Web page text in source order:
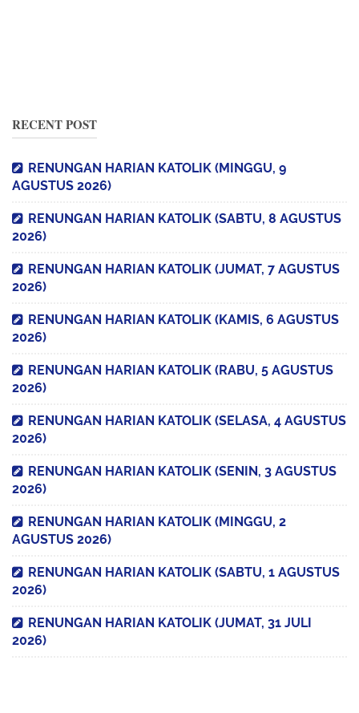
RECENT POST
RENUNGAN HARIAN KATOLIK (MINGGU, 9
AGUSTUS 2026)
RENUNGAN HARIAN KATOLIK (SABTU, 8 AGUSTUS
2026)
RENUNGAN HARIAN KATOLIK (JUMAT, 7 AGUSTUS
2026)
RENUNGAN HARIAN KATOLIK (KAMIS, 6 AGUSTUS
2026)
RENUNGAN HARIAN KATOLIK (RABU, 5 AGUSTUS
2026)
RENUNGAN HARIAN KATOLIK (SELASA, 4 AGUSTUS
2026)
RENUNGAN HARIAN KATOLIK (SENIN, 3 AGUSTUS
2026)
RENUNGAN HARIAN KATOLIK (MINGGU, 2
AGUSTUS 2026)
RENUNGAN HARIAN KATOLIK (SABTU, 1 AGUSTUS
2026)
RENUNGAN HARIAN KATOLIK (JUMAT, 31 JULI
2026)